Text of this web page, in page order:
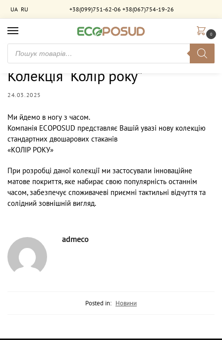
UA RU +38(099)751-62-06 +38(067)754-19-26
0
Головна / Новини / Колекція “Колір року”
Колекція “Колір року”
24.03.2025
Ми йдемо в ногу з часом.
Компанія ECOPOSUD представляє Вашій увазі нову колекцію
стандартних двошарових стаканів
«КОЛІР РОКУ»
При розробці даної колекції ми застосували інноваційне
матове покриття, яке набирає свою популярність останнім
часом, забезпечує споживачеві приємні тактильні відчуття та
солідний зовнішній вигляд.
admeco
Posted in: Новини